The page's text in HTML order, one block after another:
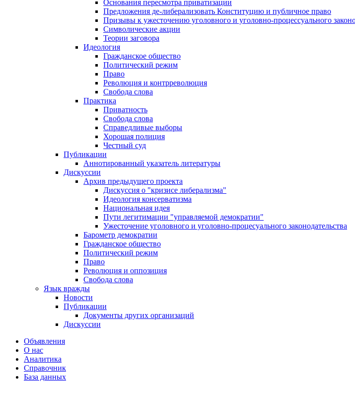
Основания пересмотра приватизации
Предложения де-либерализовать Конституцию и публичное право
Призывы к ужесточению уголовного и уголовно-процессуального
Символические акции
Теории заговора
Идеология
Гражданское общество
Политический режим
Право
Революция и контрреволюция
Свобода слова
Практика
Приватность
Свобода слова
Справедливые выборы
Хорошая полиция
Честный суд
Публикации
Аннотированный указатель литературы
Дискуссии
Архив предыдущего проекта
Дискуссия о "кризисе либерализма"
Идеология консерватизма
Национальная идея
Пути легитимации "управляемой демократии"
Ужесточение уголовного и уголовно-процесуального законодательства
Барометр демократии
Гражданское общество
Политический режим
Право
Революция и оппозиция
Свобода слова
Язык вражды
Новости
Публикации
Документы других организаций
Дискуссии
Объявления
О нас
Аналитика
Справочник
База данных